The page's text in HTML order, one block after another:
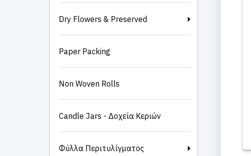
Dry Flowers & Preserved
Paper Packing
Non Woven Rolls
Candle Jars - Δοχεία Κεριών
Φύλλα Περιτυλίγματος